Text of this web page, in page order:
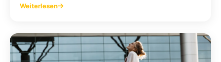
Weiterlesen